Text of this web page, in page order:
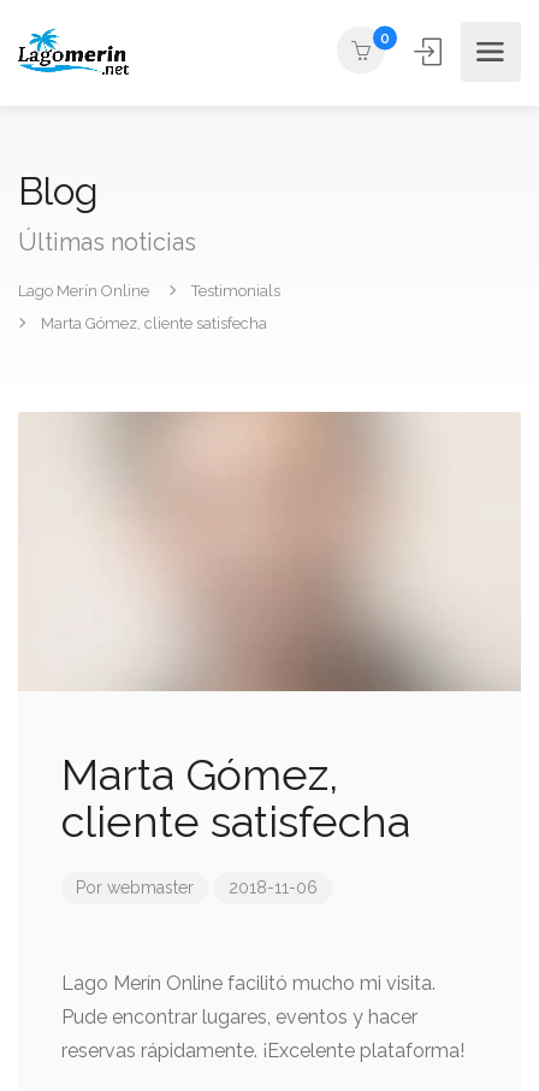
0
Blog
Últimas noticias
Lago Merín Online
Testimonials
Marta Gómez, cliente satisfecha
Marta Gómez,
cliente satisfecha
Por webmaster 2018-11-06
Lago Merín Online facilitó mucho mi visita.
Pude encontrar lugares, eventos y hacer
reservas rápidamente. ¡Excelente plataforma!